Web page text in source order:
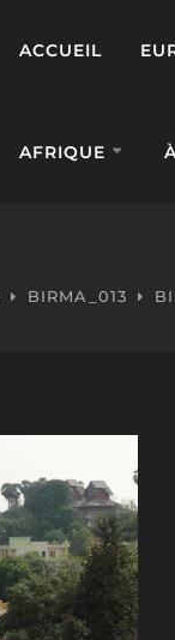
ACCUEIL
AFRIQUE
BIRMA_013